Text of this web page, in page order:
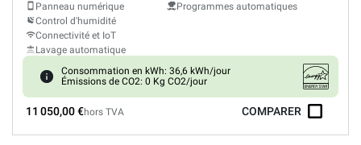
Panneau numérique
Control d'humidité
Connectivité et IoT
Lavage automatique
Programmes automatiques
Consommation en kWh: 36,6 kWh/jour
Émissions de CO2: 0 Kg CO2/jour
11 050,00 €hors TVA COMPARER